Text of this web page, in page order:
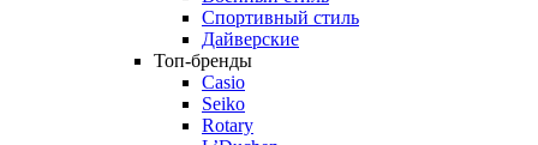
Спортивный стиль
Дайверские
Топ-бренды
Casio
Seiko
Rotary